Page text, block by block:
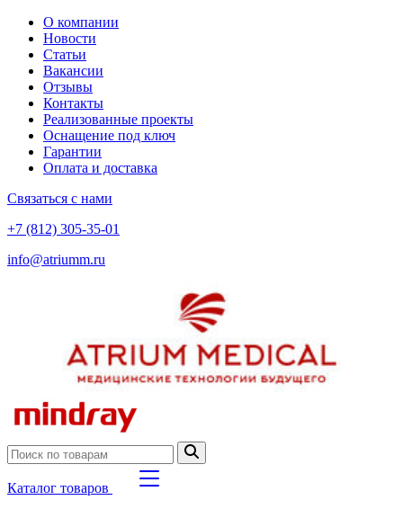
О компании
Новости
Статьи
Вакансии
Отзывы
Контакты
Реализованные проекты
Оснащение под ключ
Гарантии
Оплата и доставка
Связаться с нами
+7 (812) 305-35-01
info@atriumm.ru
Каталог товаров